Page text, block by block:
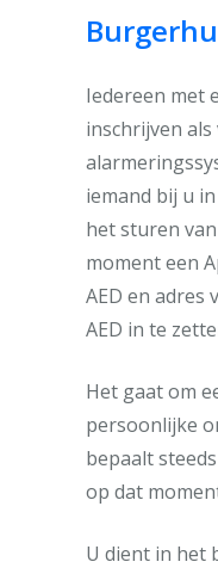
Iedereen met
inschrijven
iemand bij u
het sturen
moment een
AED en adres
AED in te
Het gaat om
persoonlijke
bepaalt
op dat
U dient in het